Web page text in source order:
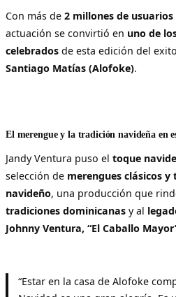
Con más de 2 millones de
actuación se convirtió en uno de
celebrados de esta edición del
Santiago Matías (Alofoke).
El merengue y la tradición navideña en
Jandy Ventura puso el toque
selección de merengues clásicos
navideño, una producción que
tradiciones dominicanas y al
Johnny Ventura, “El Caballo
“Estar en la casa de Alofoke